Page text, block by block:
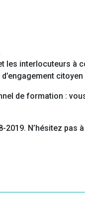
les interlocuteurs à
de formation :
2019. N’hésitez pas